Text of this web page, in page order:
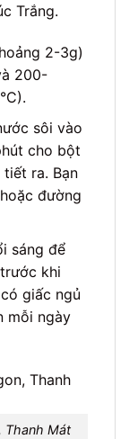
Trắng.
2-3g)
200-
sôi vào
cho bột
ra. Bạn
đường
sáng để
khi
giấc ngủ
mỗi ngày
Thanh Mát